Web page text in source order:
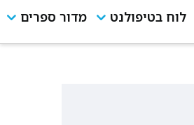
לוח בטיפולנט מדור ספרים